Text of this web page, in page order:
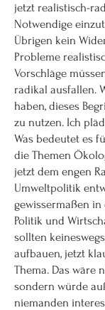
jetzt realistisch-
Notwendige
Übrigen kein
Probleme
Vorschläge
radikal ausfallen.
haben, dieses
zu nutzen. Ich
Was bedeutet es
die Themen
jetzt dem engen
Umweltpolitik
gewissermaßen
Politik und
sollten
aufbauen, jetzt
Thema. Das wäre
sondern würde
niemanden